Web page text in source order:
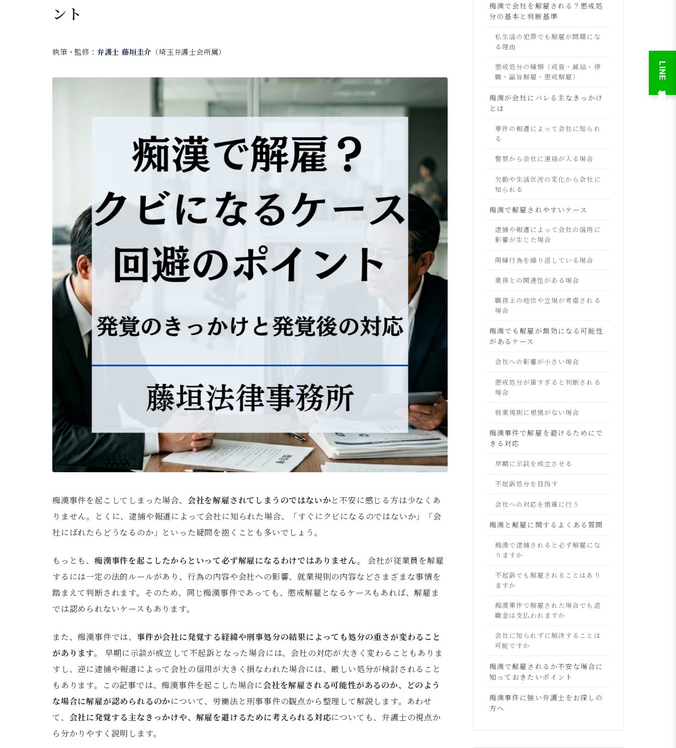
LINE 無料相談
ント
執筆・監修： 弁護士 藤垣圭介 （埼玉弁護士会所属）
痴漢事件を起こしてしまった場合、 会社を解雇されてしまうのではないかと不安に感じる方は少なくあ
りません。とくに、逮捕や報道によって会社に知られた場合、「すぐにクビになるのではないか」「会
社にばれたらどうなるのか」といった疑問を抱くことも多いでしょう。
もっとも、 痴漢事件を起こしたからといって必ず解雇になるわけではありません。
会社が従業員を解雇
するには一定の法的ルールがあり、行為の内容や会社への影響、就業規則の内容などさまざまな事情を
踏まえて判断されます。そのため、同じ痴漢事件であっても、懲戒解雇となるケースもあれば、解雇ま
では認められないケースもあります。
また、痴漢事件では、 事件が会社に発覚する経緯や刑事処分の結果によっても処分の重さが変わること
があります。
早期に示談が成立して不起訴となった場合には、会社の対応が大きく変わることもありま
すし、逆に逮捕や報道によって会社の信用が大きく損なわれた場合には、厳しい処分が検討されること
もあります。この記事では、痴漢事件を起こした場合に会社を解雇される可能性があるのか、どのよう
な場合に解雇が認められるのかについて、労働法と刑事事件の観点から整理して解説します。あわせ
て、 会社に発覚する主なきっかけや、解雇を避けるために考えられる対応についても、弁護士の視点か
ら分かりやすく説明します。
痴漢で会社を解雇される？懲戒処
分の基本と判断基準
私生活の犯罪でも解雇が問題にな
る理由
懲戒処分の種類（戒告・減給・停
職・諭旨解雇・懲戒解雇）
痴漢が会社にバレる主なきっかけ
とは
事件の報道によって会社に知られ
る
警察から会社に連絡が入る場合
欠勤や生活状況の変化から会社に
知られる
痴漢で解雇されやすいケース
逮捕や報道によって会社の信用に
影響が生じた場合
同種行為を繰り返している場合
業務との関連性がある場合
職務上の地位や立場が考慮される
場合
痴漢でも解雇が無効になる可能性
があるケース
会社への影響が小さい場合
懲戒処分が重すぎると判断される
場合
就業規則に根拠がない場合
痴漢事件で解雇を避けるためにで
きる対応
早期に示談を成立させる
不起訴処分を目指す
会社への対応を慎重に行う
痴漢と解雇に関するよくある質問
痴漢で逮捕されると必ず解雇にな
りますか
不起訴でも解雇されることはあり
ますか
痴漢事件で解雇された場合でも退
職金は支払われますか
会社に知られずに解決することは
可能ですか
痴漢で解雇されるか不安な場合に
知っておきたいポイント
痴漢事件に強い弁護士をお探しの
方へ